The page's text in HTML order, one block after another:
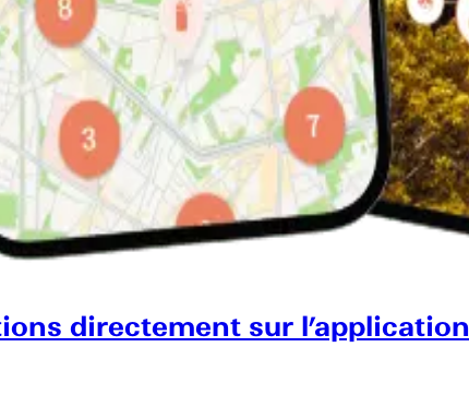
directement sur l’application